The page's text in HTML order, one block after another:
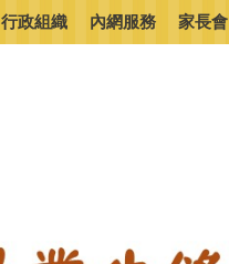
行政組織 內網服務 家長會